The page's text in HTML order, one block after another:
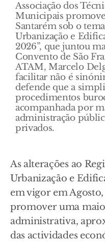
Associação dos
Municipais
Santarém sob o
Urbanização e
2026”, que juntou
Convento de São
ATAM, Marcelo
facilitar não é
defende que a
procedimentos
acompanhada por
administração
privados.
As alterações ao
Urbanização e
em vigor em
promover uma
administrativa,
das actividades